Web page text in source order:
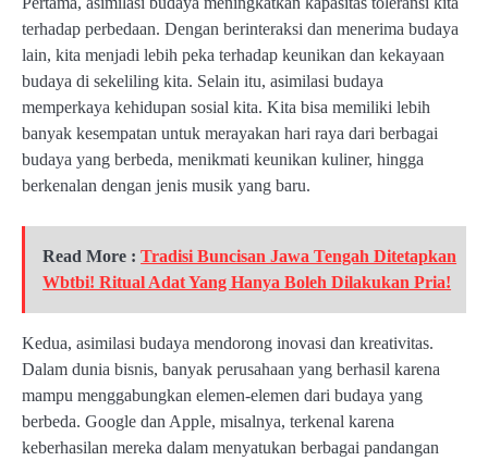
terhadap perbedaan. Dengan berinteraksi dan menerima budaya
lain, kita menjadi lebih peka terhadap keunikan dan kekayaan
budaya di sekeliling kita. Selain itu, asimilasi budaya
memperkaya kehidupan sosial kita. Kita bisa memiliki lebih
banyak kesempatan untuk merayakan hari raya dari berbagai
budaya yang berbeda, menikmati keunikan kuliner, hingga
berkenalan dengan jenis musik yang baru.
Read More :Tradisi Buncisan Jawa Tengah Ditetapkan
Wbtbi! Ritual Adat Yang Hanya Boleh Dilakukan Pria!
Kedua, asimilasi budaya mendorong inovasi dan kreativitas.
Dalam dunia bisnis, banyak perusahaan yang berhasil karena
mampu menggabungkan elemen-elemen dari budaya yang
berbeda. Google dan Apple, misalnya, terkenal karena
keberhasilan mereka dalam menyatukan berbagai pandangan